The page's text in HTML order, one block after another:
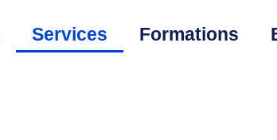
Services Formations